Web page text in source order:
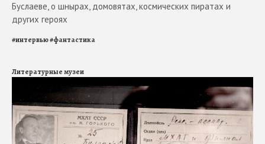
Буслаеве, о шнырах, домовятах, космических пиратах и
других героях
#интервью#фантастика
Литературные музеи